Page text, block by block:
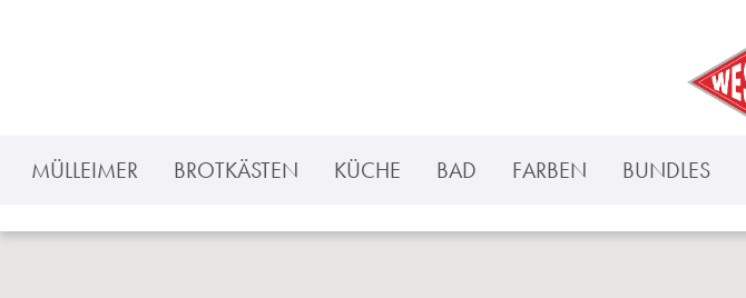
MÜLLEIMER BROTKÄSTEN KÜCHE BAD FARBEN BUNDLES